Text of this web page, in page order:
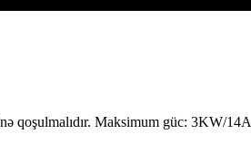
qoşulmalıdır. Maksimum güc: 3KW/14A